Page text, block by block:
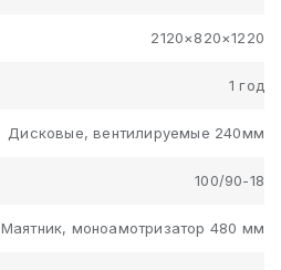
2120×820×1220
1 год
Дисковые, вентилируемые 240мм
100/90-18
Маятник, моноамотризатор 480 мм